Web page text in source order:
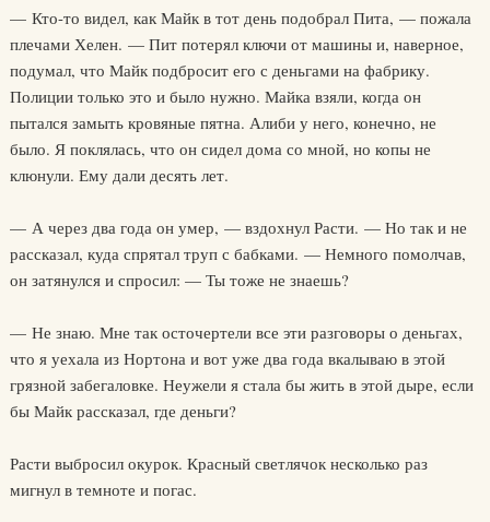
— Кто-то видел, как Майк в тот день подобрал Пита, — пожала
плечами Хелен. — Пит потерял ключи от машины и, наверное,
подумал, что Майк подбросит его с деньгами на фабрику.
Полиции только это и было нужно. Майка взяли, когда он
пытался замыть кровяные пятна. Алиби у него, конечно, не
было. Я поклялась, что он сидел дома со мной, но копы не
клюнули. Ему дали десять лет.
— А через два года он умер, — вздохнул Расти. — Но так и не
рассказал, куда спрятал труп с бабками. — Немного помолчав,
он затянулся и спросил: — Ты тоже не знаешь?
— Не знаю. Мне так осточертели все эти разговоры о деньгах,
что я уехала из Нортона и вот уже два года вкалываю в этой
грязной забегаловке. Неужели я стала бы жить в этой дыре, если
бы Майк рассказал, где деньги?
Расти выбросил окурок. Красный светлячок несколько раз
мигнул в темноте и погас.